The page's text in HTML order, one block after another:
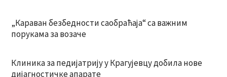
„Караван безбедности саобраћаја“ са важним
порукама за возаче
Клиника за педијатрију у Крагујевцу добила нове
дијагностичке апарате